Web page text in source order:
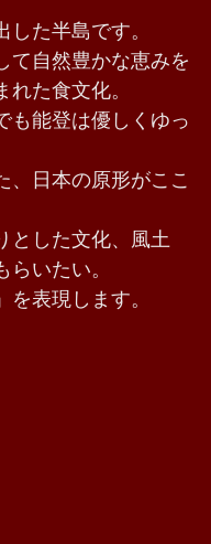
た半島です。
て自然豊かな恵みを
た食文化。
も能登は優しくゆっ
、日本の原形がここ
とした文化、風土
いたい。
表現します。